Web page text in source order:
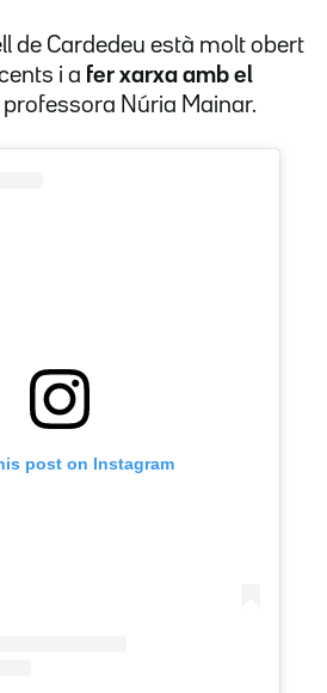
de Cardedeu està molt obert
i a fer xarxa amb el
professora Núria Mainar.
post on Instagram